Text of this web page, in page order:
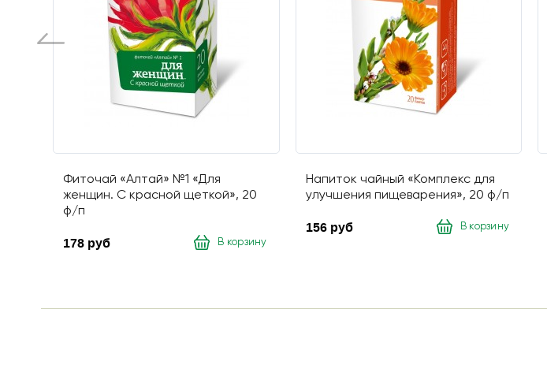
Фиточай «Алтай» №1 «Для
женщин. С красной щеткой», 20
ф/п
178 руб В корзину
Напиток чайный «Комплекс для
улучшения пищеварения», 20 ф/п
156 руб В корзину